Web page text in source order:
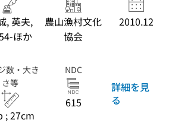
, 英夫,
ほか
農山漁村文化
協会
2010.12
数・大き
さ等
; 27cm
NDC
615
詳細を見
る